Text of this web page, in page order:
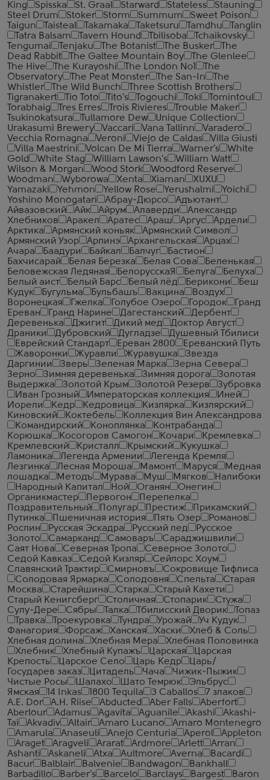
King
Spisska St. Graal Starward Stateless
Stauning
Steel Drum
Stoker Storm Summum
Sweet Poison
Taigun
Taisteal Takamaka Taketsuru Tamdhu
Tanglin
Tatra Balsam
Tavern Hound Tbilisoba
Tchaikovsky
Tengumai
Tenjaku The Botanist The Busker
The
Dead Rabbit
The Galtee Mountain Boy
The Glenlee
The Hive
The Kurayoshi The London №1
The
Observatory
The Peat Monster The San-In
The
Whistler
The Wild Bunch
Three Scottish Brothers
Tigranakert
Tio Toto Tito's Togouchi Toki
Tomintoul
Torabhaig
Tres Erres Trois Rivieres
Trouble Maker
Tsukinokatsura
Tullamore Dew
Unique Collection
Urakasumi Brewery
Vaccari Vana Tallinn
Varadero
Vecchia Romagna
Veroni Viejo de Caldas
Villa Giusti
Villa Maestrini
Volcan De Mi Tierra Warner's
White
Gold
White Stag William Lawson's
William Watt
Wilson & Morgan
Wood Stork
Woodford Reserve
Woodman
Wyborowa Xenta Xiaman
XUXU
Yamazaki
Yehmon Yellow Rose Yerushalmi
Yoichi
Yoshino Monogatari
Абрау-Дюрсо
Адъютант
Айвазовский
Айк Айрум Алаверди
Александр
Хлебников
Аракел Аратес Араш Аргус
Ардели
Арктика
Армянский коньяк
Армянский Символ
Армянский Узор
Арпинэ Архангельская
Арцах
Ачара
Баадури Байкал Балчуг
Бастион
Бахчисарай
Белая Березка Белая Сова
Беленькая
Беловежская Ледяная
БелорусскаЯ Белуга
Белуха
Белый аист
Белый Барс Белый лёд Берикони
Беш
Кудук
Бугульма Бульбашъ Вакцина
Воздух
Воронецкая
Гжелка Голубое Озеро Городок
Гранд
Ереван
Гранд Нарине Дагестанский
Дербент
Деревенька
Джигит Дикий мед
Доктор Август
Драники
Дубровский Дугладзе
Душевный Тбилиси
Еврейский Стандарт
Ереван 2800
Ереванский Путь
Жаворонки
Журавли Журавушка
Звезда
Даргинии
Зверь Зеленая Марка
Зерна Севера
Зерно
Зимняя деревенька Зимняя дорога
Золотая
Выдержка
Золотой Крым Золотой Резерв
Зубровка
Иван Грозный
Императорская коллекция
Иней
Иорели
Кедр Кедровица Кизлярка
Кизлярский
Киновский
Коктебель
Коллекция Вин Александрова
Командирский
Коноплянка
Контрабанда
Корюшка
Косогоров Самогон Кочари
Кремлевка
Кремлевский
Кристалл Крымский
Кукушка
Ламоника
Легенда Армении
Легенда Кремля
Лезгинка
Лесная Мороша Мамонт Маруся
Медная
лошадка
Методъ Мурава Муш Мягков
Налибоки
Народный Капитал
Ной Оганян
Онегин
Органикмастер
Первогон
Перепелка
Поздравительный
Полугар Престиж
Прикамский
Путинка
Пшеничная история Пять Озер
Романов
Рослин
Русская Эскадра Русский лед
Русское
Золото
Самарканд Самоваръ
Сараджишвили
Саят Нова
Северная Тропа
Северное Золото
Седой Кавказ
Седой Кизляр
Сейлорс Хоум
Славянский Трактир
Смирновъ
Сокровище Тифлиса
Солодовая Ярмарка
Солодовня Спельта
Старая
Москва
Старейшина Старка
Старый Кахети
Старый Кенигсберг
Столичная Стопарик
Стужа
Сулу-Дере
Сябры Талка Тбилисский Дворик
Топаз
Травка
Троекуровка Тундра Урожай
Уч Кудук
Фанагория
Форсаж Ханская Хаски
Хлеб & Соль
Хлебная долина
Хлебная Мера
Хлебная Половинка
Хлебник
Хлебный Купажъ Царская
Царская
Крепость
Царское Село Царь Кедр
Царь/
Государев заказ
Цитадель Чача
Чижик-Пыжик
Чистые Росы
Шалахо Шато Темрюк
Эльбрус
Ямская
14 Inkas 1800 Tequila 3 Caballos
7 злаков
A.E. Dor
A.H. Riise Abducted Aber Falls
Aberfort
Aberlour
Adamus Agavita Aguanile Akashi
Akashi-
Tai
Akvadiv Altair Amaro Lucano
Amaro Montenegro
Amarula
Anaseuli Anejo Centuria Aperol
Appleton
Araget
Aragveli Ararat Ardmore Arlett
Arran
Ashanti
Askaneli Atxa Aultmore Averna
Bacardi
Bacur
Balblair Balvenie Bandwagon
Bankhall
Barbadillo
Barber's Barcelo Barclays Bargest Baron